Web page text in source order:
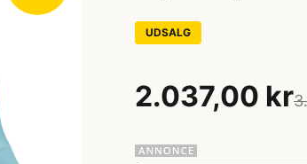
UDSALG
2.037,00 kr